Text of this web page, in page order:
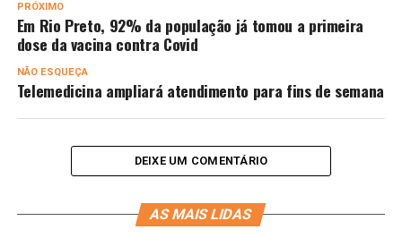
PRÓXIMO
Em Rio Preto, 92% da população já tomou a primeira
dose da vacina contra Covid
NÃO ESQUEÇA
Telemedicina ampliará atendimento para fins de semana
DEIXE UM COMENTÁRIO
AS MAIS LIDAS